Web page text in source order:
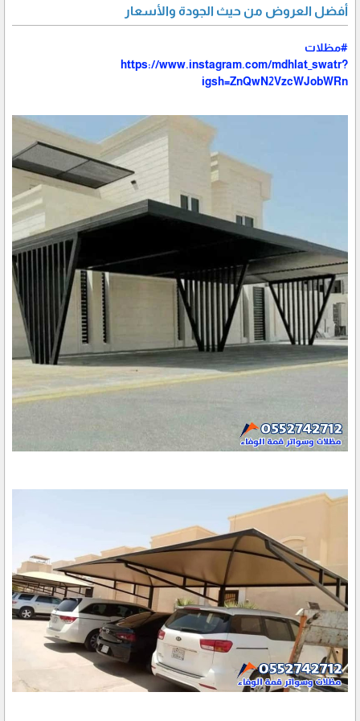
أفضل العروض من حيث الجودة والأسعار
#مظلات
https://www.instagram.com/mdhlat_swatr?
igsh=ZnQwN2VzcWJobWRn